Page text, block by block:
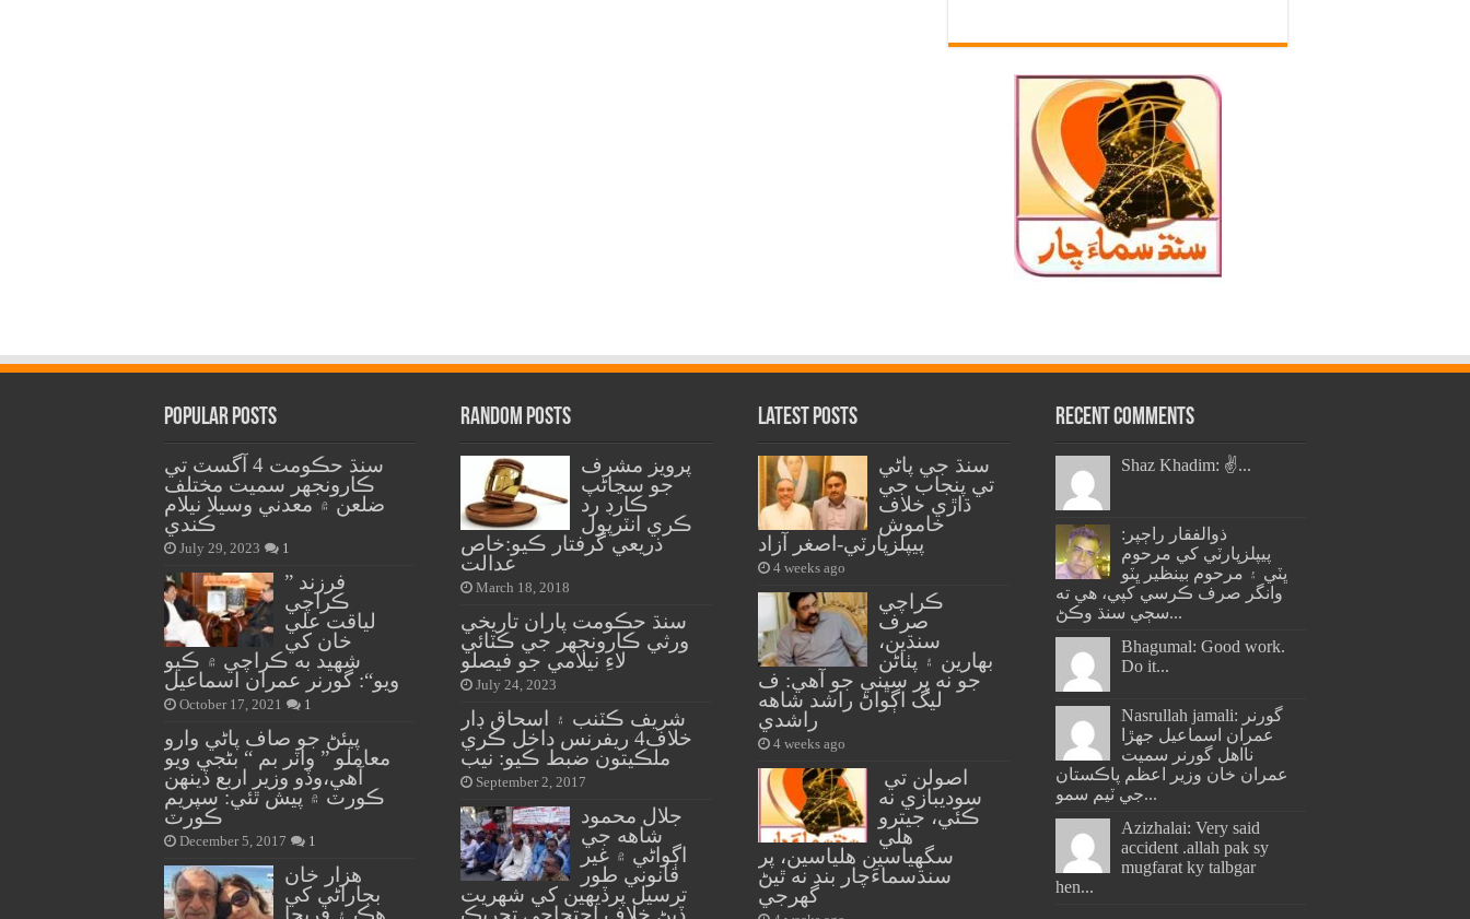
Popular Posts
سنڌ حڪومت 4 آگسٽ تي
ڪارونجهر سميت مختلف
ضلعن ۾ معدني وسيلا نيلام
ڪندي
July 29, 2023 1
” فرزند
ڪراچي
لياقت علي
خان کي
شهيد به ڪراچي ۾ ڪيو
ويو“: گورنر عمران اسماعيل
October 17, 2021 1
پيئڻ جو صاف پاڻي وارو
معاملو ” واٽر بم “ بڻجي ويو
آهي،وڏو وزير اربع ڏينهن
ڪورٽ ۾ پيش ٿئي: سپريم
ڪورٽ
December 5, 2017 1
هزار خان
بجاراڻي کي
هڪ ۽ فريحا
Random Posts
پرويز مشرف
جو سڃاڻپ
ڪارڊ رد
ڪري انٽرپول
ذريعي گرفتار ڪيو:خاص
عدالت
March 18, 2018
سنڌ حڪومت پاران تاريخي
ورثي ڪارونجهر جي ڪٽائي
لاءِ نيلامي جو فيصلو
July 24, 2023
شريف ڪٽنب ۽ اسحاق ڊار
خلاف4 ريفرنس داخل ڪري
ملڪيتون ضبط ڪيو: نيب
September 2, 2017
جلال محمود
شاهه جي
اڳواڻي ۾ غير
قانوني طور
ترسيل پرڏيهين کي شهريت
ڏيڻ خلاف احتجاجي تحريڪ
Latest Posts
سنڌ جي پاڻي
تي پنجاب جي
ڌاڙي خلاف
خاموش
پيپلزپارٽي-اصغر آزاد
4 weeks ago
ڪراچي
صرف
سنڌين،
بهارين ۽ پٺاڻن
جو نه پر سڀني جو آهي: ف
ليگ اڳواڻ راشد شاهه
راشدي
4 weeks ago
سوديبازي نه
ڪئي، جيترو
هلي
سگهياسين هلياسين، پر
سنڌسماءَچار بند نه ٿيڻ
گهرجي
Recent Comments
Shaz Khadim: ✌️...
ذوالفقار راڄپر:
پيپلزپارٽي کي مرحوم
ڀٽي ۽ مرحوم بينظير ڀٽو
وانگر صرف ڪرسي کپي، هي ته
سڄي سنڌ وڪڻ...
Bhagumal: Good work.
Do it...
Nasrullah jamali: گورنر
عمران اسماعيل جھڙا
نااهل گورنر سميت
عمران خان وزير اعظم پاڪستان
جي ٽيم سمو...
Azizhalai: Very said
accident .allah pak sy
mugfarat ky talbgar
hen...